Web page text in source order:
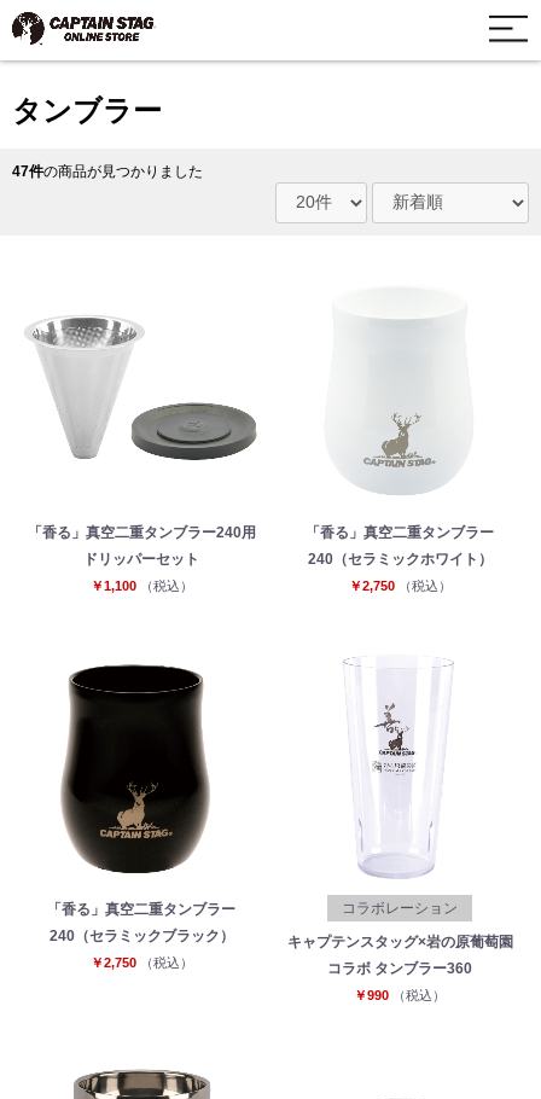
タンブラー
47件の商品が見つかりました
「香る」真空二重タンブラー240用
ドリッパーセット
￥1,100 （税込）
「香る」真空二重タンブラー
240（セラミックホワイト）
￥2,750 （税込）
「香る」真空二重タンブラー
240（セラミックブラック）
￥2,750 （税込）
コラボレーション
キャプテンスタッグ×岩の原葡萄園
コラボ タンブラー360
￥990 （税込）